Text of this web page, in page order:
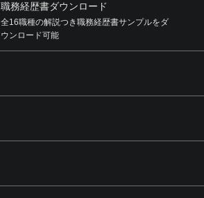
職務経歴書ダウンロード
全16職種の解説つき職務経歴書サンプルをダ
ウンロード可能